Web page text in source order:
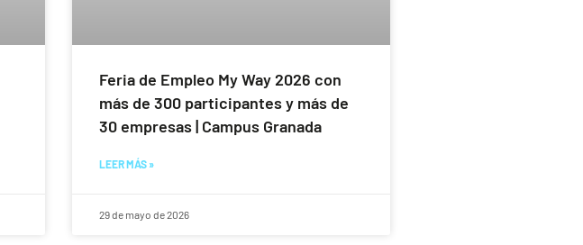
Feria de Empleo My Way 2026 con
más de 300 participantes y más de
30 empresas | Campus Granada
LEER MÁS »
29 de mayo de 2026